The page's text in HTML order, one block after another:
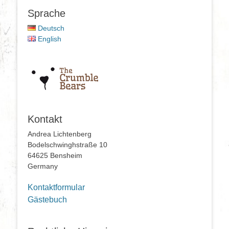
Sprache
Deutsch
English
Kontakt
Andrea Lichtenberg
Bodelschwinghstraße 10
64625 Bensheim
Germany
Kontaktformular
Gästebuch